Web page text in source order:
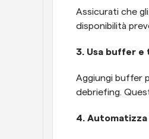
Assicurati che
disponibilità
3. Usa buffer e
Aggiungi buffer
debriefing.
4.